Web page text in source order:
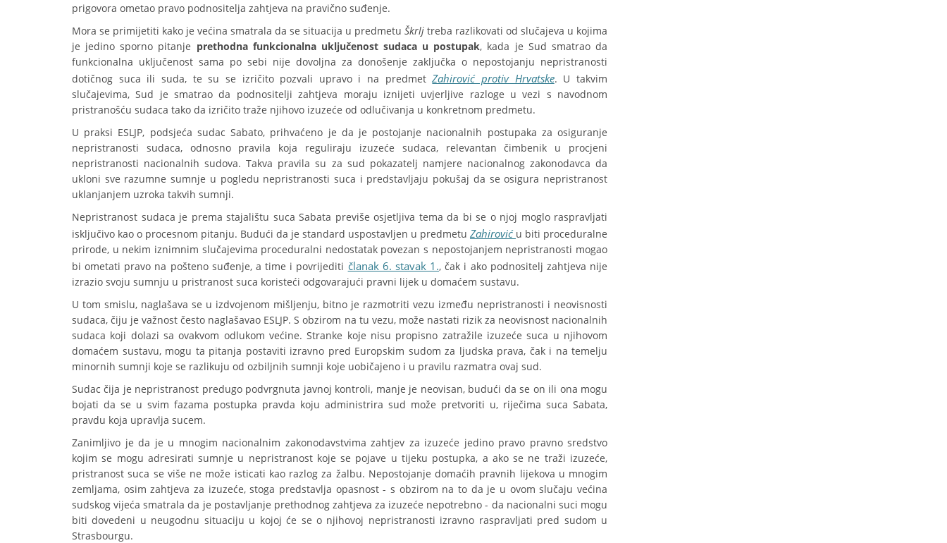
prigovora ometao pravo podnositelja zahtjeva na pravično suđenje.
Mora se primijetiti kako je većina smatrala da se situacija u predmetu Škrlj treba razlikovati od slučajeva u kojima
je jedino sporno pitanje prethodna funkcionalna uključenost sudaca u postupak, kada je Sud smatrao da
funkcionalna uključenost sama po sebi nije dovoljna za donošenje zaključka o nepostojanju nepristranosti
dotičnog suca ili suda, te su se izričito pozvali upravo i na predmetZahirović protiv Hrvatske. U takvim
slučajevima, Sud je smatrao da podnositelji zahtjeva moraju iznijeti uvjerljive razloge u vezi s navodnom
pristranošću sudaca tako da izričito traže njihovo izuzeće od odlučivanja u konkretnom predmetu.
U praksi ESLJP, podsjeća sudac Sabato, prihvaćeno je da je postojanje nacionalnih postupaka za osiguranje
nepristranosti sudaca, odnosno pravila koja reguliraju izuzeće sudaca, relevantan čimbenik u procjeni
nepristranosti nacionalnih sudova. Takva pravila su za sud pokazatelj namjere nacionalnog zakonodavca da
ukloni sve razumne sumnje u pogledu nepristranosti suca i predstavljaju pokušaj da se osigura nepristranost
uklanjanjem uzroka takvih sumnji.
Nepristranost sudaca je prema stajalištu suca Sabata previše osjetljiva tema da bi se o njoj moglo raspravljati
isključivo kao o procesnom pitanju. Budući da je standard uspostavljen u predmetu Zahirović u biti proceduralne
prirode, u nekim iznimnim slučajevima proceduralni nedostatak povezan s nepostojanjem nepristranosti mogao
bi ometati pravo na pošteno suđenje, a time i povrijediti članak 6. stavak 1., čak i ako podnositelj zahtjeva nije
izrazio svoju sumnju u pristranost suca koristeći odgovarajući pravni lijek u domaćem sustavu.
U tom smislu, naglašava se u izdvojenom mišljenju, bitno je razmotriti vezu između nepristranosti i neovisnosti
sudaca, čiju je važnost često naglašavao ESLJP. S obzirom na tu vezu, može nastati rizik za neovisnost nacionalnih
sudaca koji dolazi sa ovakvom odlukom većine. Stranke koje nisu propisno zatražile izuzeće suca u njihovom
domaćem sustavu, mogu ta pitanja postaviti izravno pred Europskim sudom za ljudska prava, čak i na temelju
minornih sumnji koje se razlikuju od ozbiljnih sumnji koje uobičajeno i u pravilu razmatra ovaj sud.
Sudac čija je nepristranost predugo podvrgnuta javnoj kontroli, manje je neovisan, budući da se on ili ona mogu
bojati da se u svim fazama postupka pravda koju administrira sud može pretvoriti u, riječima suca Sabata,
pravdu koja upravlja sucem.
Zanimljivo je da je u mnogim nacionalnim zakonodavstvima zahtjev za izuzeće jedino pravo pravno sredstvo
kojim se mogu adresirati sumnje u nepristranost koje se pojave u tijeku postupka, a ako se ne traži izuzeće,
pristranost suca se više ne može isticati kao razlog za žalbu. Nepostojanje domaćih pravnih lijekova u mnogim
zemljama, osim zahtjeva za izuzeće, stoga predstavlja opasnost - s obzirom na to da je u ovom slučaju većina
sudskog vijeća smatrala da je postavljanje prethodnog zahtjeva za izuzeće nepotrebno - da nacionalni suci mogu
biti dovedeni u neugodnu situaciju u kojoj će se o njihovoj nepristranosti izravno raspravljati pred sudom u
Strasbourgu.